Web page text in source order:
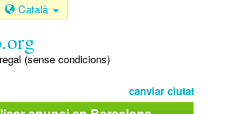
Català
(sense condicions)
canviar ciutat